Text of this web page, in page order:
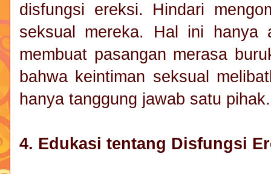
disfungsi ereksi. Hindari
seksual mereka. Hal ini hanya
membuat pasangan merasa
bahwa keintiman seksual
hanya tanggung jawab satu
4. Edukasi tentang Disfungsi